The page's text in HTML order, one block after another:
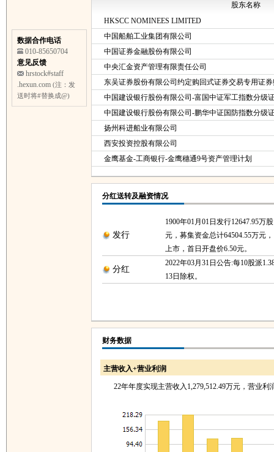
数据合作电话
010-85650704
意见反馈
hrstock#staff
.hexun.com (注：发
送时将#替换成@)
股东名称
HKSCC NOMINEES LIMITED
中国船舶工业集团有限公司
中国证券金融股份有限公司
中央汇金资产管理有限责任公司
东吴证券股份有限公司约定购回式证券交易专用证
中国建设银行股份有限公司-富国中证军工指数分级
中国建设银行股份有限公司-鹏华中证国防指数分级
扬州科进船业有限公司
西安投资控股有限公司
金鹰基金-工商银行-金鹰穗通9号资产管理计划
分红送转及融资情况
发行
1900年01月01日发行12647.95万
元，募集资金总计64504.55万元
上市，首日开盘价6.50元。
分红
2022年03月31日公告:每10股派
13日除权。
财务数据
主营收入+营业利润
22年年度实现主营收入1,279,512.49万元，营业利